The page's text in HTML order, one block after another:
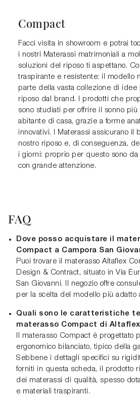
Compact
Facci visita in showroom e potrai
i nostri Materassi matrimoniali a
soluzioni del riposo ti aspettano.
traspirante e resistente: il modello
parte della vasta collezione di
riposo dal brand. I prodotti che
sono studiati per offrire il sonno più
abitante di casa, grazie a forme
innovativi. I Materassi assicurano il
nostro riposo e, di conseguenza,
i giorni: proprio per questo sono
con grande attenzione.
FAQ
Dove posso acquistare il
Compact a Campora San
Puoi trovare il materasso Altaflex
Design & Contract, situato in Via
San Giovanni. Il negozio offre
per la scelta del modello più adatto
Quali sono le caratteristiche
materasso Compact di
Il materasso Compact è progettato
ergonomico bilanciato, tipico della
Sebbene i dettagli specifici su
forniti in questa scheda, il prodotto
dei materassi di qualità, spesso
e materiali traspiranti.